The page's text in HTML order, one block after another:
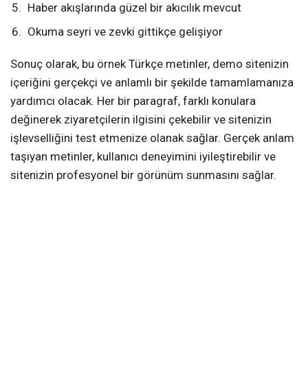
Haber akışlarında güzel bir akıcılık mevcut
Okuma seyri ve zevki gittikçe gelişiyor
Sonuç olarak, bu örnek Türkçe metinler, demo sitenizin
içeriğini gerçekçi ve anlamlı bir şekilde tamamlamanıza
yardımcı olacak. Her bir paragraf, farklı konulara
değinerek ziyaretçilerin ilgisini çekebilir ve sitenizin
işlevselliğini test etmenize olanak sağlar. Gerçek anlam
taşıyan metinler, kullanıcı deneyimini iyileştirebilir ve
sitenizin profesyonel bir görünüm sunmasını sağlar.